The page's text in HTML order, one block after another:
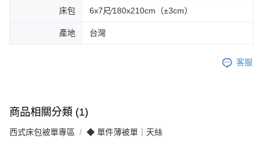
床包 6x7尺∕180x210cm（±3cm）
產地 台灣
客服
商品相關分類 (1)
西式床包被單專區 ◆ 單件薄被單｜天絲